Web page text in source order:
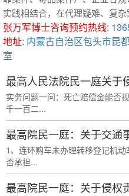
实践相结合，在代理疑难、复杂
张万军博士咨询预约热线:
地址: 内蒙古自治区包头市昆
室
最高人民法院民一庭关于
实务问题一问：死亡赔偿金能否
千一百二...
最高院民一庭：关于交通
1、连环购车未办理转移登记机
否承担...
最高院民一庭：关于侵权